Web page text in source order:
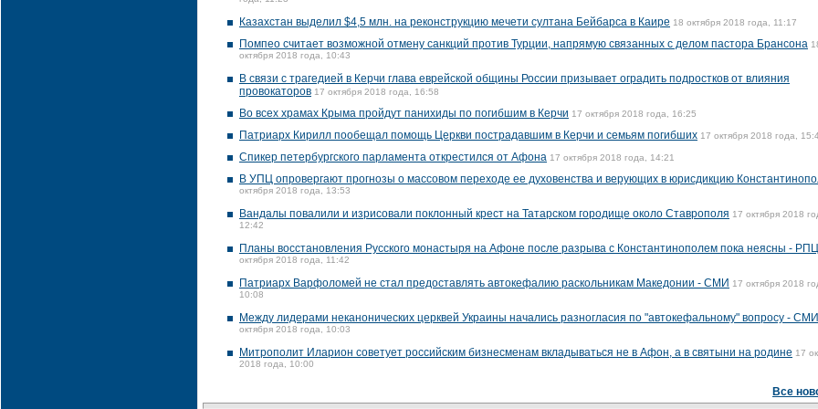
Казахстан выделил $4,5 млн. на реконструкцию мечети султана Бейбарса в Каире 18 октября 2018 года, 11:17
Помпео считает возможной отмену санкций против Турции, напрямую связанных с делом пастора Брансона
октября 2018 года, 10:43
В связи с трагедией в Керчи глава еврейской общины России призывает оградить подростков от влияния
провокаторов 17 октября 2018 года, 16:58
Во всех храмах Крыма пройдут панихиды по погибшим в Керчи 17 октября 2018 года, 16:25
Патриарх Кирилл пообещал помощь Церкви пострадавшим в Керчи и семьям погибших 17 октября 2018 года,
Спикер петербургского парламента открестился от Афона 17 октября 2018 года, 14:21
В УПЦ опровергают прогнозы о массовом переходе ее духовенства и верующих в юрисдикцию
октября 2018 года, 13:53
Вандалы повалили и изрисовали поклонный крест на Татарском городище около Ставрополя 17 октября 2018
12:42
Планы восстановления Русского монастыря на Афоне после разрыва с Константинополем пока неясны - РПЦ
октября 2018 года, 11:42
Патриарх Варфоломей не стал предоставлять автокефалию раскольникам Македонии - СМИ 17 октября 2018
10:08
Между лидерами неканонических церквей Украины начались разногласия по "автокефальному" вопросу - СМИ
октября 2018 года, 10:03
Митрополит Иларион советует российским бизнесменам вкладываться не в Афон, а в святыни на родине 17
2018 года, 10:00
Все